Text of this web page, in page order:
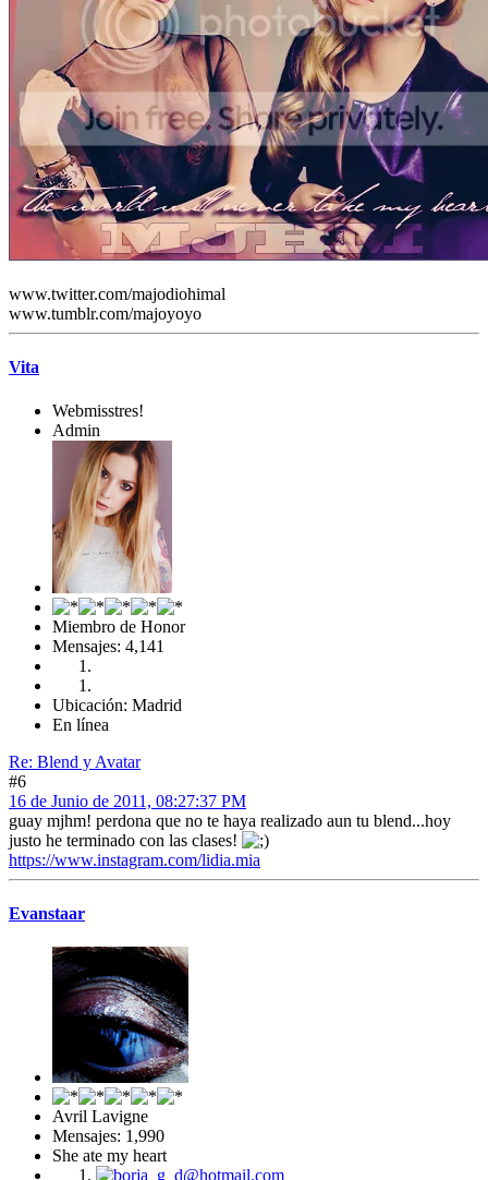
www.twitter.com/majodiohimal
www.tumblr.com/majoyoyo
Vita
Webmisstres!
Admin
Miembro de Honor
Mensajes: 4,141
Ubicación: Madrid
En línea
Re: Blend y Avatar
#6
16 de Junio de 2011, 08:27:37 PM
guay mjhm! perdona que no te haya realizado aun tu blend...hoy
justo he terminado con las clases!
https://www.instagram.com/lidia.mia
Evanstaar
Avril Lavigne
Mensajes: 1,990
She ate my heart